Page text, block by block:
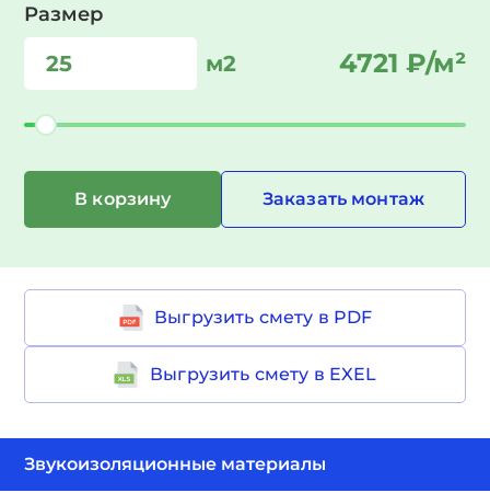
Размер
м2 4721 ₽/м²
В корзину Заказать монтаж
Выгрузить смету в PDF
Выгрузить смету в EXEL